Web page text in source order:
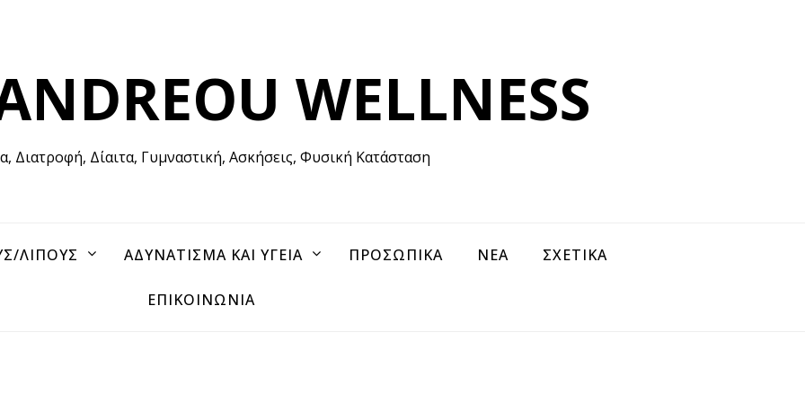
WELLNESS
Διατροφή, Δίαιτα, Γυμναστική, Ασκήσεις, Φυσική Κατάσταση
ΛΙΠΟΥΣ ΑΔΥΝΑΤΙΣΜΑ ΚΑΙ ΥΓΕΙΑ ΠΡΟΣΩΠΙΚΑ ΝΕΑ ΣΧΕΤΙΚΑ
ΕΠΙΚΟΙΝΩΝΙΑ